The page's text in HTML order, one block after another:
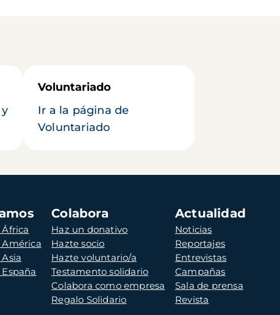
Voluntariado
Ir a la página de
Voluntariado
Colabora
Haz un donativo
Hazte socio
Hazte voluntario/a
Testamento solidario
Colabora como empresa
Regalo Solidario
Actualidad
Noticias
Reportajes
Entrevistas
Campañas
Sala de prensa
Revista